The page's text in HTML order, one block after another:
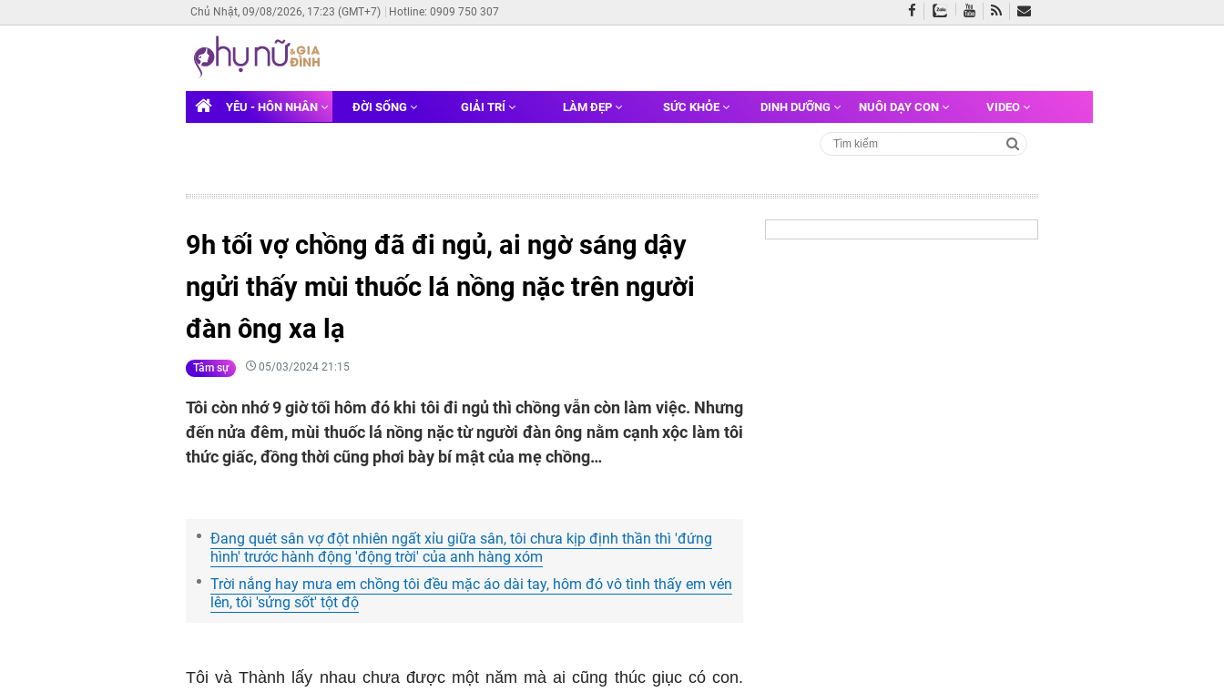
Chủ Nhật, 09/08/2026, 17:23 (GMT+7) Hotline: 0909 750 307
YÊU - HÔN NHÂN ĐỜI SỐNG GIẢI TRÍ LÀM ĐẸP SỨC KHỎE DINH DƯỠNG NUÔI DẠY CON VIDEO
9h tối vợ chồng đã đi ngủ, ai ngờ sáng dậy
ngửi thấy mùi thuốc lá nồng nặc trên người
đàn ông xa lạ
Tâm sự 05/03/2024 21:15
Tôi còn nhớ 9 giờ tối hôm đó khi tôi đi ngủ thì chồng vẫn còn làm việc. Nhưng
đến nửa đêm, mùi thuốc lá nồng nặc từ người đàn ông nằm cạnh xộc làm tôi
thức giấc, đồng thời cũng phơi bày bí mật của mẹ chồng…
Đang quét sân vợ đột nhiên ngất xỉu giữa sân, tôi chưa kịp định thần thì 'đứng
hình' trước hành động 'động trời' của anh hàng xóm
Trời nắng hay mưa em chồng tôi đều mặc áo dài tay, hôm đó vô tình thấy em vén
lên, tôi 'sửng sốt' tột độ
Tôi và Thành lấy nhau chưa được một năm mà ai cũng thúc giục có con.